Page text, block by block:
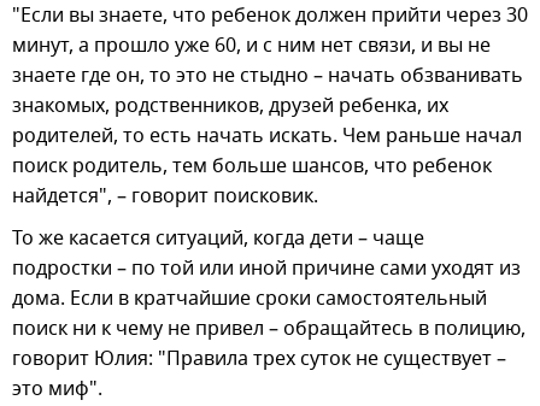
"Если вы знаете, что ребенок должен прийти через 30
минут, а прошло уже 60, и с ним нет связи, и вы не
знаете где он, то это не стыдно – начать обзванивать
знакомых, родственников, друзей ребенка, их
родителей, то есть начать искать. Чем раньше начал
поиск родитель, тем больше шансов, что ребенок
найдется", – говорит поисковик.
То же касается ситуаций, когда дети – чаще
подростки – по той или иной причине сами уходят из
дома. Если в кратчайшие сроки самостоятельный
поиск ни к чему не привел – обращайтесь в полицию,
говорит Юлия: "Правила трех суток не существует –
это миф".